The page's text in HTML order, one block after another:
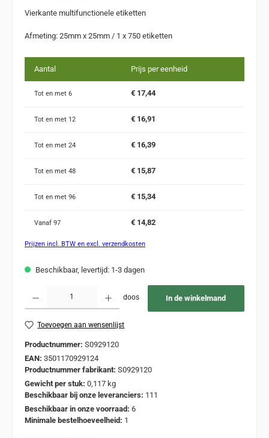
Vierkante multifunctionele etiketten
Afmeting: 25mm x 25mm / 1 x 750 etiketten
Aantal Prijs per eenheid
Tot en met 6 € 17,44
Tot en met 12 € 16,91
Tot en met 24 € 16,39
Tot en met 48 € 15,87
Tot en met 96 € 15,34
Vanaf 97 € 14,82
Prijzen incl. BTW en excl. verzendkosten
Beschikbaar, levertijd: 1-3 dagen
doos In de winkelmand
Toevoegen aan wensenlijst
Productnummer: S0929120
EAN: 3501170929124
Productnummer fabrikant: S0929120
Gewicht per stuk: 0,117 kg
Beschikbaar bij onze leveranciers: 111
Beschikbaar in onze voorraad: 6
Minimale bestelhoeveelheid: 1